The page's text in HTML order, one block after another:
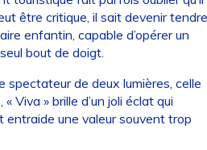
être critique, il sait devenir tendre
enfantin, capable d’opérer un
bout de doigt.
spectateur de deux lumières, celle
Viva » brille d’un joli éclat qui
une valeur souvent trop